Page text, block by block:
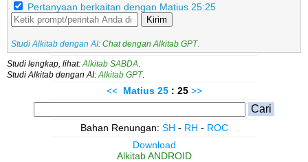
Pertanyaan berkaitan dengan Matius 25:25
Kirim
Studi Alkitab dengan AI: Chat dengan Alkitab GPT.
Studi lengkap, lihat: Alkitab SABDA
Studi Alkitab dengan AI: Alkitab GPT.
<< Matius 25 : 25 >>
Bahan Renungan: SH - RH - ROC
Download
Alkitab ANDROID